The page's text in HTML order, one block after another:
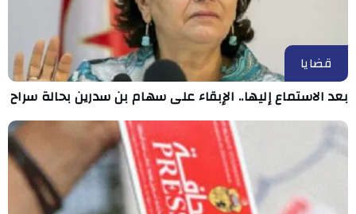
قضايا
بعد الاستماع إليها.. الإبقاء على سهام بن سدرين بحالة سراح